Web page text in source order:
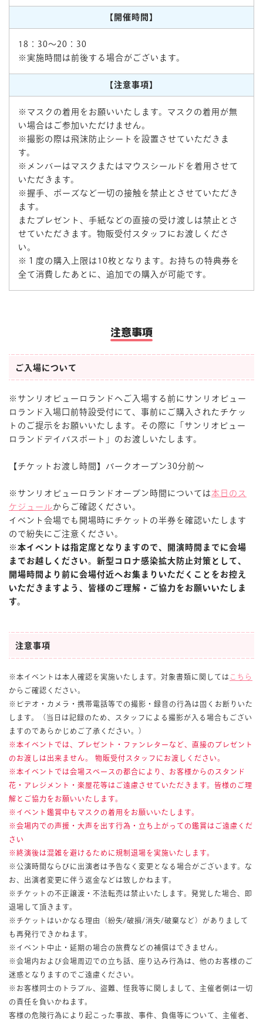
【開催時間】
18：30～20：30
※実施時間は前後する場合がございます。
【注意事項】
※マスクの着用をお願いいたします。マスクの着用が無
い場合はご参加いただけません。
※撮影の際は飛沫防止シートを設置させていただきま
す。
※メンバーはマスクまたはマウスシールドを着用させて
いただきます。
※握手、ポーズなど一切の接触を禁止とさせていただき
ます。
またプレゼント、手紙などの直接の受け渡しは禁止とさ
せていただきます。物販受付スタッフにお渡しくださ
い。
※１度の購入上限は10枚となります。お持ちの特典券を
全て消費したあとに、追加での購入が可能です。
注意事項
ご入場について
※サンリオピューロランドへご入場する前にサンリオピュー
ロランド入場口前特設受付にて、事前にご購入されたチケッ
トのご提示をお願いいたします。その際に「サンリオピュー
ロランドデイパスポート」のお渡しいたします。
【チケットお渡し時間】パークオープン30分前～
※サンリオピューロランドオープン時間については本日のス
ケジュールからご確認ください。
イベント会場でも開場時にチケットの半券を確認いたします
ので紛失にご注意ください。
※本イベントは指定席となりますので、開演時間までに会場
までお越しください。新型コロナ感染拡大防止対策として、
開場時間より前に会場付近へお集まりいただくことをお控え
いただきますよう、皆様のご理解・ご協力をお願いいたしま
す。
注意事項
※本イベントは本人確認を実施いたします。対象書類に関しては こちら
からご確認ください。
※ビデオ・カメラ・携帯電話等での撮影・録音の行為は固くお断りいた
します。（当日は記録のため、スタッフによる撮影が入る場合もござい
ますのであらかじめご了承ください。）
※本イベントでは、プレゼント・ファンレターなど、直接のプレゼント
のお渡しは出来ません。
物販受付スタッフにお渡しください。
※本イベントでは会場スペースの都合により、お客様からのスタンド
花・アレジメント・楽屋花等はご遠慮させていただきます。皆様のご理
解とご協力をお願いいたします。
※ イベント鑑賞中もマスクの着用をお願いいたします。
※会場内での声援・大声を出す行為・立ち上がっての鑑賞はご遠慮くだ
さい
※終演後は混雑を避けるために規制退場を実施いたします。
※公演時間ならびに出演者は予告なく変更となる場合がございます。な
お、出演者変更に伴う返金などは致しかねます。
※チケットの不正譲渡・不法転売は禁止いたします。発覚した場合、即
退場して頂きます。
※チケットはいかなる理由（紛失/破損/消失/破棄など）がありまして
も再発行できかねます。
※イベント中止・延期の場合の旅費などの補償はできません。
※会場内および会場周辺での立ち話、座り込み行為は、他のお客様のご
迷惑となりますのでご遠慮ください。
※お客様同士のトラブル、盗難、怪我等に関しまして、主催者側は一切
の責任を負いかねます。
客様の危険行為により起こった事故、事件、負傷等について、主催者、